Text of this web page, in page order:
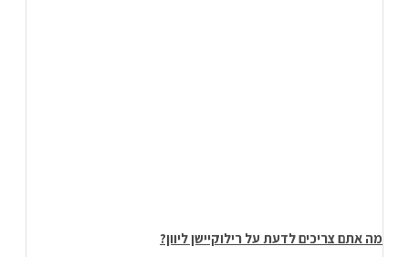
מה אתם צריכים לדעת על רילוקיישן ליוון?